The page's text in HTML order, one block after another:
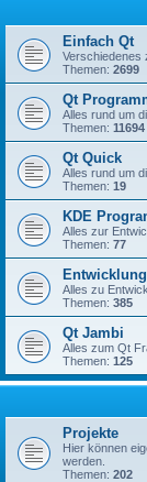
Einfach Qt
Verschiedenes
Themen: 2699
Qt
Alles rund um
Themen: 11694
Qt Quick
Alles rund um
Themen: 19
KDE
Alles zur
Themen: 77
Alles zu
Themen: 385
Qt Jambi
Alles zum Qt
Themen: 125
Projekte
Hier können
werden.
Themen: 202